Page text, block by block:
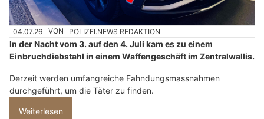
04.07.26 VON POLIZEI.NEWS REDAKTION
In der Nacht vom 3. auf den 4. Juli kam es zu einem
Einbruchdiebstahl in einem Waffengeschäft im Zentralwallis.
Derzeit werden umfangreiche Fahndungsmassnahmen
durchgeführt, um die Täter zu finden.
Weiterlesen